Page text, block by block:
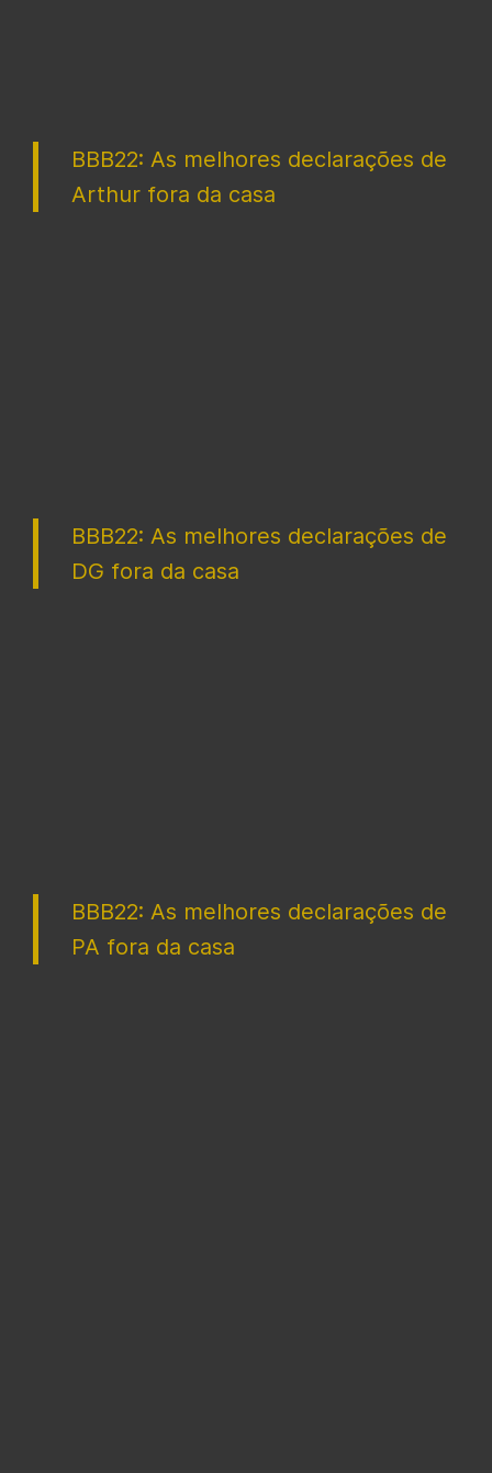
BBB22: As melhores declarações de
Arthur fora da casa
BBB22: As melhores declarações de
DG fora da casa
BBB22: As melhores declarações de
PA fora da casa